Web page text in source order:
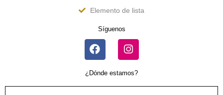
Elemento de lista
Síguenos
¿Dónde estamos?